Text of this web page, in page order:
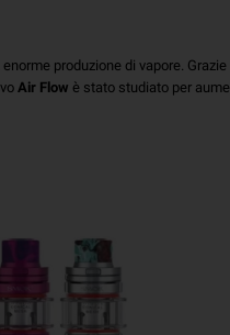
produzione di vapore.
Air Flow è stato studiato per